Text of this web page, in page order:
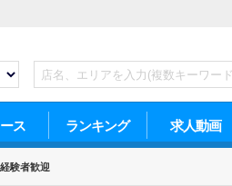
ス ランキング 求人動画
経験者歓迎